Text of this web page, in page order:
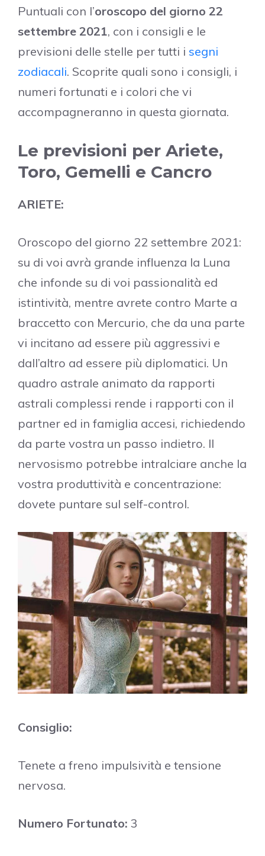
Puntuali con l’oroscopo del giorno 22
settembre 2021, con i consigli e le
previsioni delle stelle per tutti i segni
zodiacali. Scoprite quali sono i consigli, i
numeri fortunati e i colori che vi
accompagneranno in questa giornata.
Le previsioni per Ariete,
Toro, Gemelli e Cancro
ARIETE:
Oroscopo del giorno 22 settembre 2021:
su di voi avrà grande influenza la Luna
che infonde su di voi passionalità ed
istintività, mentre avrete contro Marte a
braccetto con Mercurio, che da una parte
vi incitano ad essere più aggressivi e
dall’altro ad essere più diplomatici. Un
quadro astrale animato da rapporti
astrali complessi rende i rapporti con il
partner ed in famiglia accesi, richiedendo
da parte vostra un passo indietro. Il
nervosismo potrebbe intralciare anche la
vostra produttività e concentrazione:
dovete puntare sul self-control.
Consiglio:
Tenete a freno impulsività e tensione
nervosa.
Numero Fortunato: 3